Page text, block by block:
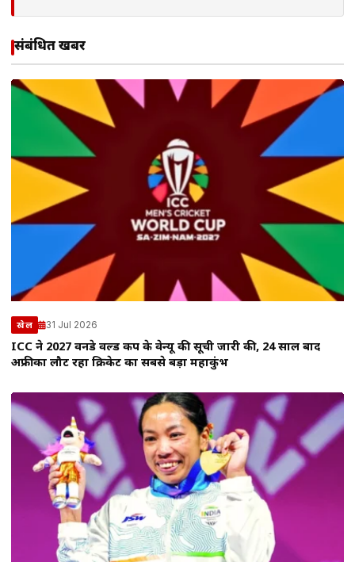
संबंधित खबरें
खेल 31 Jul 2026
ICC ने 2027 वनडे वर्ल्ड कप के वेन्यू की सूची जारी की, 24 साल बाद
अफ्रीका लौट रहा क्रिकेट का सबसे बड़ा महाकुंभ